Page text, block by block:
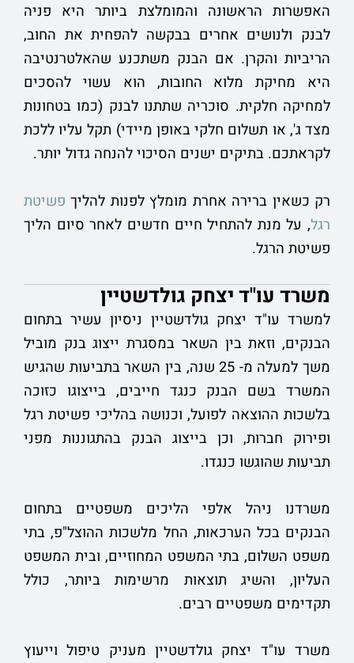
האפשרות הראשונה והמומלצת ביותר היא פניה
לבנק ולנושים אחרים בבקשה להפחית את החוב,
הריביות והקרן. אם הבנק משתכנע שהאלטרנטיבה
היא מחיקת מלוא החובות, הוא עשוי להסכים
למחיקה חלקית. סוכריה שתתנו לבנק (כמו בטחונות
מצד ג', או תשלום חלקי באופן מיידי) תקל עליו ללכת
לקראתכם. בתיקים ישנים הסיכוי להנחה גדול יותר.
רק כשאין ברירה אחרת מומלץ לפנות להליך פשיטת
רגל, על מנת להתחיל חיים חדשים לאחר סיום הליך
פשיטת הרגל.
משרד עו"ד יצחק גולדשטיין
למשרד עו"ד יצחק גולדשטיין ניסיון עשיר בתחום
הבנקים, וזאת בין השאר במסגרת ייצוג בנק מוביל
משך למעלה מ- 25 שנה, בין השאר בתביעות שהגיש
המשרד בשם הבנק כנגד חייבים, בייצוגו כזוכה
בלשכות ההוצאה לפועל, וכנושה בהליכי פשיטת רגל
ופירוק חברות, וכן בייצוג הבנק בהתגוננות מפני
תביעות שהוגשו כנגדו.
משרדנו ניהל אלפי הליכים משפטיים בתחום
הבנקים בכל הערכאות, החל מלשכות ההוצל"פ, בתי
משפט השלום, בתי המשפט המחוזיים, ובית המשפט
העליון, והשיג תוצאות מרשימות ביותר, כולל
תקדימים משפטיים רבים.
משרד עו"ד יצחק גולדשטיין מעניק טיפול וייעוץ